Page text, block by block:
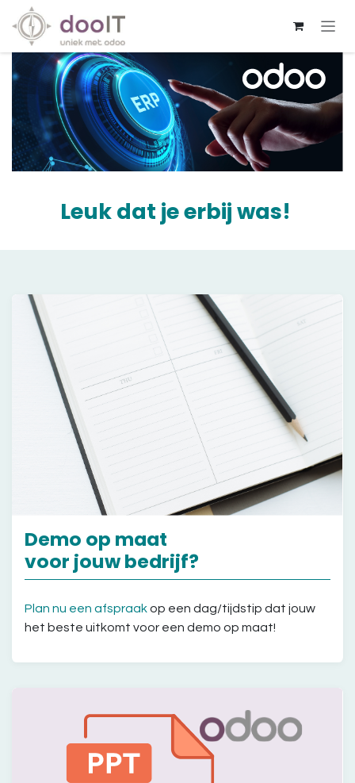
Skip to Content
Leuk dat je erbij was!
Demo op maat
voor jouw bedrijf?
Plan nu een afspraakop een dag/tijdstip dat jouw
het beste uitkomt voor een demo op maat!